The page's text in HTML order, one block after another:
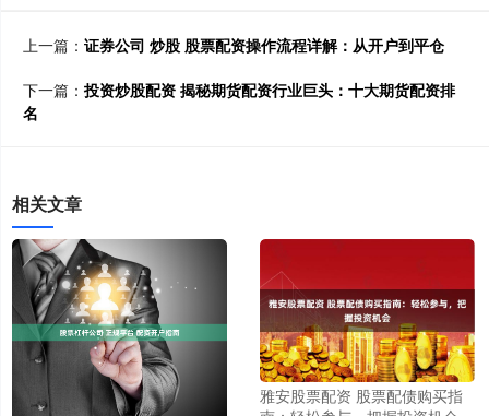
上一篇： 证券公司 炒股 股票配资操作流程详解：从开户到平仓
下一篇： 投资炒股配资 揭秘期货配资行业巨头：十大期货配资排
名
相关文章
雅安股票配资 股票配债购买指